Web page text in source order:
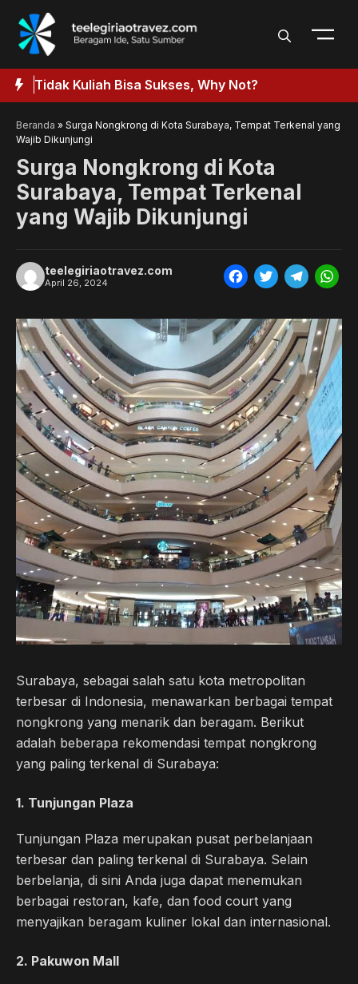
Langsung
Tidak Kuliah Bisa Sukses, Why Not?
Beranda » Surga Nongkrong di Kota Surabaya, Tempat Terkenal yang
Wajib Dikunjungi
Surga Nongkrong di Kota
Surabaya, Tempat Terkenal
yang Wajib Dikunjungi
teelegiriaotravez.com
April 26, 2024
F
c
e
b
o
o
k
T
i
t
t
e
r
T
l
e
g
r
a
m
W
a
t
s
A
p
p
Surabaya, sebagai salah satu kota metropolitan
terbesar di Indonesia, menawarkan berbagai tempat
nongkrong yang menarik dan beragam. Berikut
adalah beberapa rekomendasi tempat nongkrong
yang paling terkenal di Surabaya:
1. Tunjungan Plaza
Tunjungan Plaza merupakan pusat perbelanjaan
terbesar dan paling terkenal di Surabaya. Selain
berbelanja, di sini Anda juga dapat menemukan
berbagai restoran, kafe, dan food court yang
menyajikan beragam kuliner lokal dan internasional.
2. Pakuwon Mall